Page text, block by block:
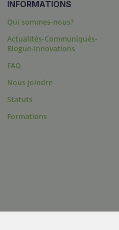
INFORMATIONS
Qui sommes-nous?
Actualités-Communiqués-
Blogue-Innovations
FAQ
Nous joindre
Statuts
Formations